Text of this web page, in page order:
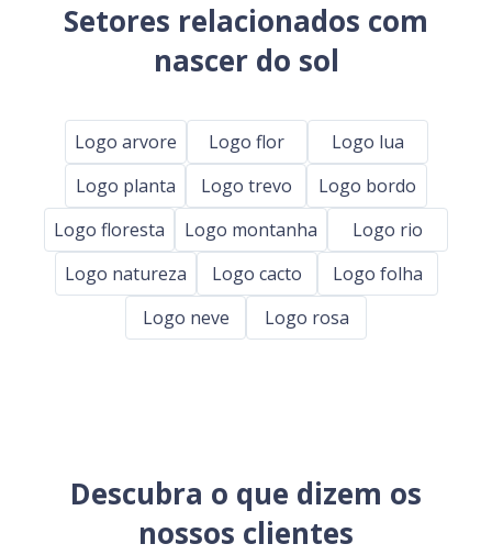
Setores relacionados com
nascer do sol
Logo arvore Logo flor
Logo lua
Logo planta
Logo trevo
Logo bordo
Logo floresta
Logo montanha
Logo rio
Logo natureza
Logo cacto
Logo folha
Logo neve
Logo rosa
Descubra o que dizem os
nossos clientes